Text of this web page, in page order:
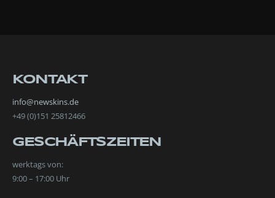
KONTAKT
info@newskins.de
+49 (0)151 25812466
GESCHÄFTSZEITEN
werktags von:
9:00 – 17:00 Uhr